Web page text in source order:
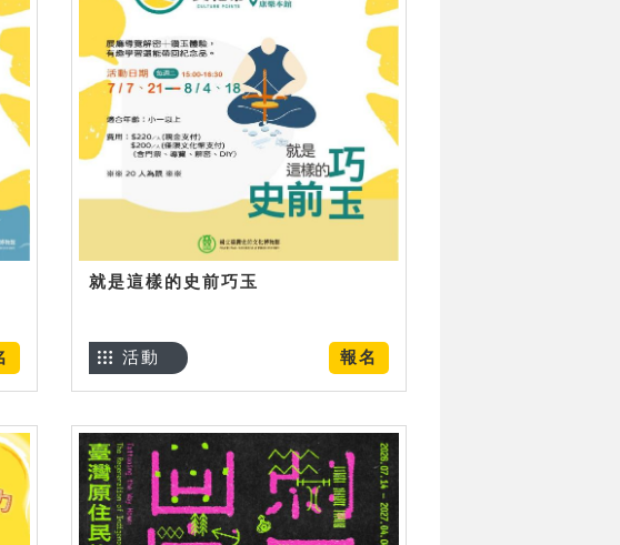
就是這樣的史前巧玉
報名
活動